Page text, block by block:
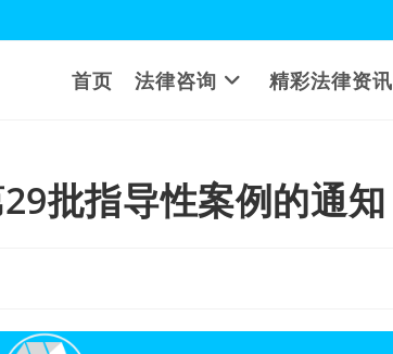
首页 法律咨询 精彩法律资讯
批指导性案例的通知